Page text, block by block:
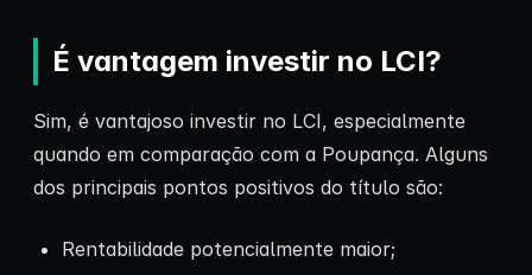
É vantagem investir no LCI?
Sim, é vantajoso investir no LCI, especialmente
quando em comparação com a Poupança. Alguns
dos principais pontos positivos do título são:
Rentabilidade potencialmente maior;